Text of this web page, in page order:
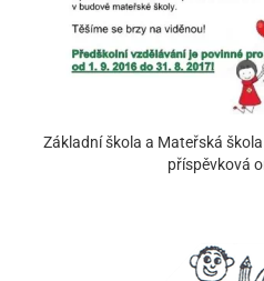
Základní škola a Mateřská
příspěvková